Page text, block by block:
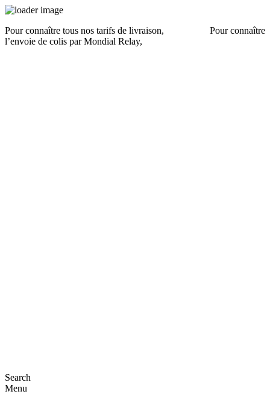
Pour connaître tous nos tarifs de livraison,
Pour connaître
l’envoie de colis par Mondial Relay,
Search
Menu